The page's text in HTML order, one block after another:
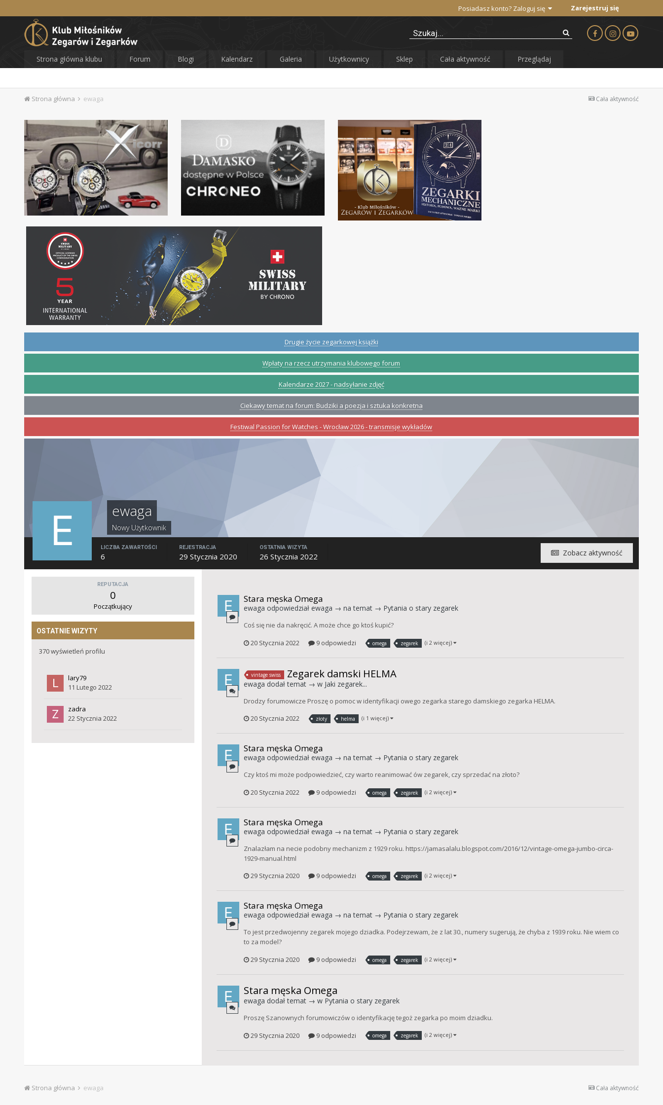
Posiadasz konto? Zaloguj się Zarejestruj się
Strona główna klubu Forum Blogi Kalendarz Galeria Użytkownicy Sklep Cała aktywność Przeglądaj
Cała aktywność
Strona główna ewaga
Drugie życie zegarkowej książki
Wpłaty na rzecz utrzymania klubowego forum
Kalendarze 2027 - nadsyłanie zdjęć
Ciekawy temat na forum: Budziki a poezja i sztuka konkretna
Festiwal Passion for Watches - Wrocław 2026 - transmisje wykładów
ewaga
Nowy Użytkownik
Zobacz aktywność
LICZBA ZAWARTOŚCI
6
REJESTRACJA
29 Stycznia 2020
OSTATNIA WIZYTA
26 Stycznia 2022
REPUTACJA
0
Początkujący
OSTATNIE WIZYTY
370 wyświetleń profilu
lary79
11 Lutego 2022
zadra
22 Stycznia 2022
Stara męska Omega
ewaga odpowiedział ewaga → na temat → Pytania o stary zegarek
Coś się nie da nakręcić. A może chce go ktoś kupić?
20 Stycznia 2022
9 odpowiedzi omega zegarek (i 2 więcej)
vintage swiss Zegarek damski HELMA
ewaga dodał temat → w Jaki zegarek...
Drodzy forumowicze Proszę o pomoc w identyfikacji owego zegarka starego damskiego zegarka HELMA.
20 Stycznia 2022
złoty helma (i 1 więcej)
Stara męska Omega
ewaga odpowiedział ewaga → na temat → Pytania o stary zegarek
Czy ktoś mi może podpowiedzieć, czy warto reanimować ów zegarek, czy sprzedać na złoto?
20 Stycznia 2022
9 odpowiedzi omega zegarek (i 2 więcej)
Stara męska Omega
ewaga odpowiedział ewaga → na temat → Pytania o stary zegarek
Znalazłam na necie podobny mechanizm z 1929 roku. https://jamasalalu.blogspot.com/2016/12/vintage-omega-jumbo-circa-
1929-manual.html
29 Stycznia 2020
9 odpowiedzi omega zegarek (i 2 więcej)
Stara męska Omega
ewaga odpowiedział ewaga → na temat → Pytania o stary zegarek
To jest przedwojenny zegarek mojego dziadka. Podejrzewam, że z lat 30., numery sugerują, że chyba z 1939 roku. Nie wiem co
to za model?
29 Stycznia 2020
9 odpowiedzi omega zegarek (i 2 więcej)
Stara męska Omega
ewaga dodał temat → w Pytania o stary zegarek
Proszę Szanownych forumowiczów o identyfikację tegoż zegarka po moim dziadku.
29 Stycznia 2020
9 odpowiedzi omega zegarek (i 2 więcej)
Cała aktywność
Strona główna ewaga